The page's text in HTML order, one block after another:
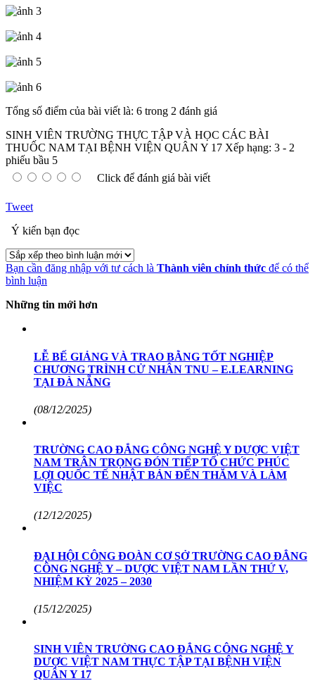
Tổng số điểm của bài viết là: 6 trong 2 đánh giá
SINH VIÊN TRƯỜNG THỰC TẬP VÀ HỌC CÁC BÀI
THUỐC NAM TẠI BỆNH VIỆN QUÂN Y 17 Xếp hạng: 3 - 2
phiếu bầu 5
Click để đánh giá bài viết
Tweet
Ý kiến bạn đọc
Bạn cần đăng nhập với tư cách là Thành viên chính thức để có thể
bình luận
Những tin mới hơn
LỄ BẾ GIẢNG VÀ TRAO BẰNG TỐT NGHIỆP
CHƯƠNG TRÌNH CỬ NHÂN TNU – E.LEARNING
TẠI ĐÀ NẴNG
(08/12/2025)
TRƯỜNG CAO ĐẲNG CÔNG NGHỆ Y DƯỢC VIỆT
NAM TRÂN TRỌNG ĐÓN TIẾP TỔ CHỨC PHÚC
LỢI QUỐC TẾ NHẬT BẢN ĐẾN THĂM VÀ LÀM
VIỆC
(12/12/2025)
ĐẠI HỘI CÔNG ĐOÀN CƠ SỞ TRƯỜNG CAO ĐẲNG
CÔNG NGHỆ Y – DƯỢC VIỆT NAM LẦN THỨ V,
NHIỆM KỲ 2025 – 2030
(15/12/2025)
SINH VIÊN TRƯỜNG CAO ĐẲNG CÔNG NGHỆ Y
DƯỢC VIỆT NAM THỰC TẬP TẠI BỆNH VIỆN
QUÂN Y 17